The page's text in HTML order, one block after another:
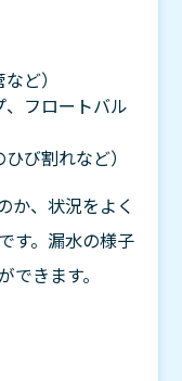
ど）
フロートバル
び割れなど）
か、状況をよく
す。漏水の様子
きます。